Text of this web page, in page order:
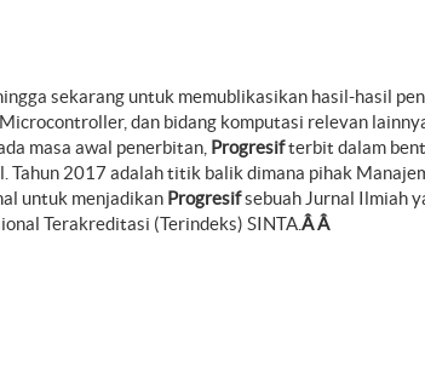
sekarang untuk memublikasikan hasil-hasil
dan bidang komputasi relevan
masa awal penerbitan, Progresifterbit dalam
Tahun 2017 adalah titik balik dimana pihak
untuk menjadikan Progresifsebuah Jurnal Ilmiah
Terakreditasi (Terindeks) SINTA.Â Â